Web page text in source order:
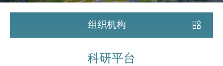
组织机构
科研平台